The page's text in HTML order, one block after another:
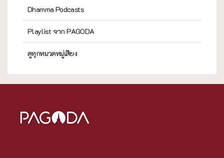
Dhamma Podcasts
Playlist จาก PAGODA
ดูทุกหมวดหมู่เสียง